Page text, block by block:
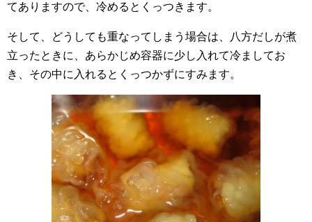
てありますので、冷めるとくっつきます。
そして、どうしても重なってしまう場合は、八方だしが煮
立ったときに、あらかじめ容器に少し入れて冷ましてお
き、その中に入れるとくっつかずにすみます。